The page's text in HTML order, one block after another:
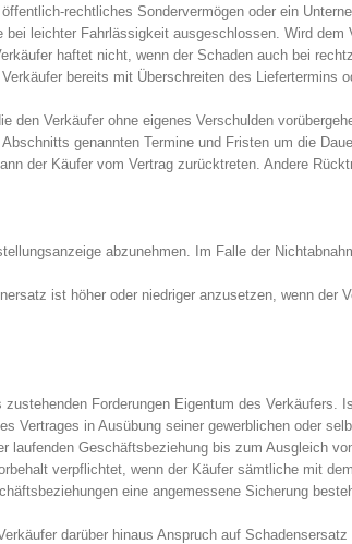
rechtliches Sondervermögen oder ein
leichter Fahrlässigkeit ausgeschlossen. Wird
haftet nicht, wenn der Schaden auch bei
bereits mit Überschreiten des Liefertermins
Verkäufer ohne eigenes Verschulden
genannten Termine und Fristen um die
der Käufer vom Vertrag zurücktreten. Andere
abzunehmen. Im Falle der
ist höher oder niedriger anzusetzen, wenn der
Forderungen Eigentum des
Vertrages in Ausübung seiner gewerblichen oder
laufenden Geschäftsbeziehung bis zum Ausgleich
verpflichtet, wenn der Käufer sämtliche mit
eine angemessene Sicherung
darüber hinaus Anspruch auf